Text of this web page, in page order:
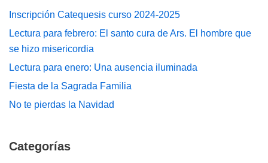
Inscripción Catequesis curso 2024-2025
Lectura para febrero: El santo cura de Ars. El hombre que
se hizo misericordia
Lectura para enero: Una ausencia iluminada
Fiesta de la Sagrada Familia
No te pierdas la Navidad
Categorías